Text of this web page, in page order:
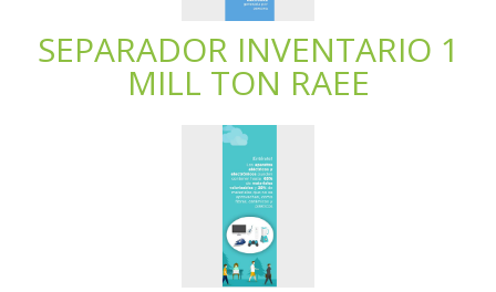
SEPARADOR INVENTARIO 1
MILL TON RAEE